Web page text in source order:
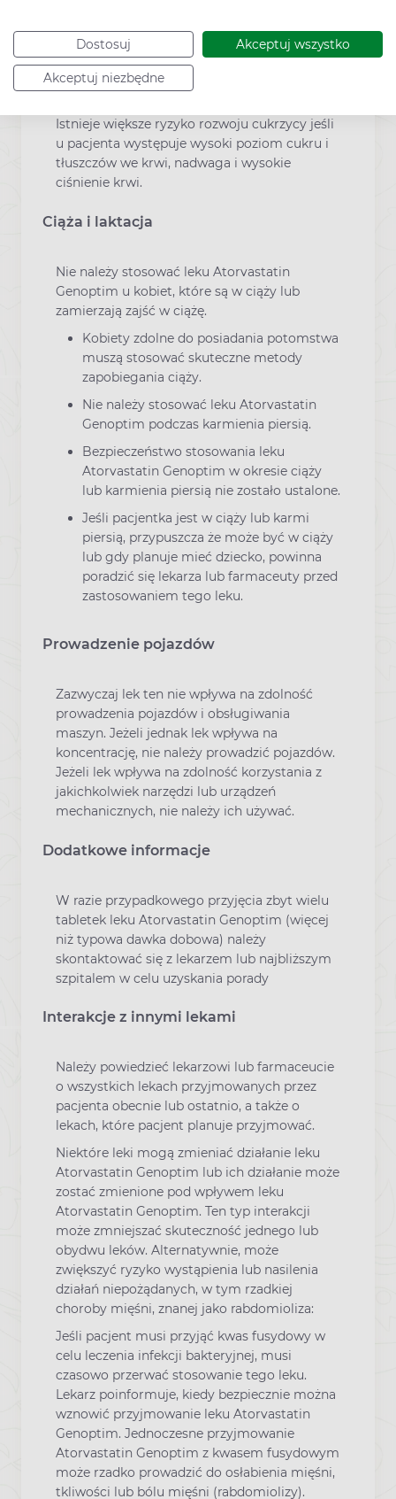
Dostosuj Akceptuj wszystko
Akceptuj niezbędne
dodatkowych leków.
Podczas stosowania tego leku lekarz będzie
ściśle kontrolował stan zdrowia pacjenta z
Istnieje większe ryzyko rozwoju cukrzycy jeśli
u pacjenta występuje wysoki poziom cukru i
tłuszczów we krwi, nadwaga i wysokie
ciśnienie krwi.
Ciąża i laktacja
Nie należy stosować leku Atorvastatin
Genoptim u kobiet, które są w ciąży lub
zamierzają zajść w ciążę.
Kobiety zdolne do posiadania potomstwa
muszą stosować skuteczne metody
zapobiegania ciąży.
Nie należy stosować leku Atorvastatin
Genoptim podczas karmienia piersią.
Bezpieczeństwo stosowania leku
Atorvastatin Genoptim w okresie ciąży
lub karmienia piersią nie zostało ustalone.
Jeśli pacjentka jest w ciąży lub karmi
piersią, przypuszcza że może być w ciąży
lub gdy planuje mieć dziecko, powinna
poradzić się lekarza lub farmaceuty przed
zastosowaniem tego leku.
Prowadzenie pojazdów
Zazwyczaj lek ten nie wpływa na zdolność
prowadzenia pojazdów i obsługiwania
maszyn. Jeżeli jednak lek wpływa na
koncentrację, nie należy prowadzić pojazdów.
Jeżeli lek wpływa na zdolność korzystania z
jakichkolwiek narzędzi lub urządzeń
mechanicznych, nie należy ich używać.
Dodatkowe informacje
W razie przypadkowego przyjęcia zbyt wielu
tabletek leku Atorvastatin Genoptim (więcej
niż typowa dawka dobowa) należy
skontaktować się z lekarzem lub najbliższym
szpitalem w celu uzyskania porady
Interakcje z innymi lekami
Należy powiedzieć lekarzowi lub farmaceucie
o wszystkich lekach przyjmowanych przez
pacjenta obecnie lub ostatnio, a także o
lekach, które pacjent planuje przyjmować.
Niektóre leki mogą zmieniać działanie leku
Atorvastatin Genoptim lub ich działanie może
zostać zmienione pod wpływem leku
Atorvastatin Genoptim. Ten typ interakcji
może zmniejszać skuteczność jednego lub
obydwu leków. Alternatywnie, może
zwiększyć ryzyko wystąpienia lub nasilenia
działań niepożądanych, w tym rzadkiej
choroby mięśni, znanej jako rabdomioliza:
Jeśli pacjent musi przyjąć kwas fusydowy w
celu leczenia infekcji bakteryjnej, musi
czasowo przerwać stosowanie tego leku.
Lekarz poinformuje, kiedy bezpiecznie można
wznowić przyjmowanie leku Atorvastatin
Genoptim. Jednoczesne przyjmowanie
Atorvastatin Genoptim z kwasem fusydowym
może rzadko prowadzić do osłabienia mięśni,
tkliwości lub bólu mięśni (rabdomiolizy).